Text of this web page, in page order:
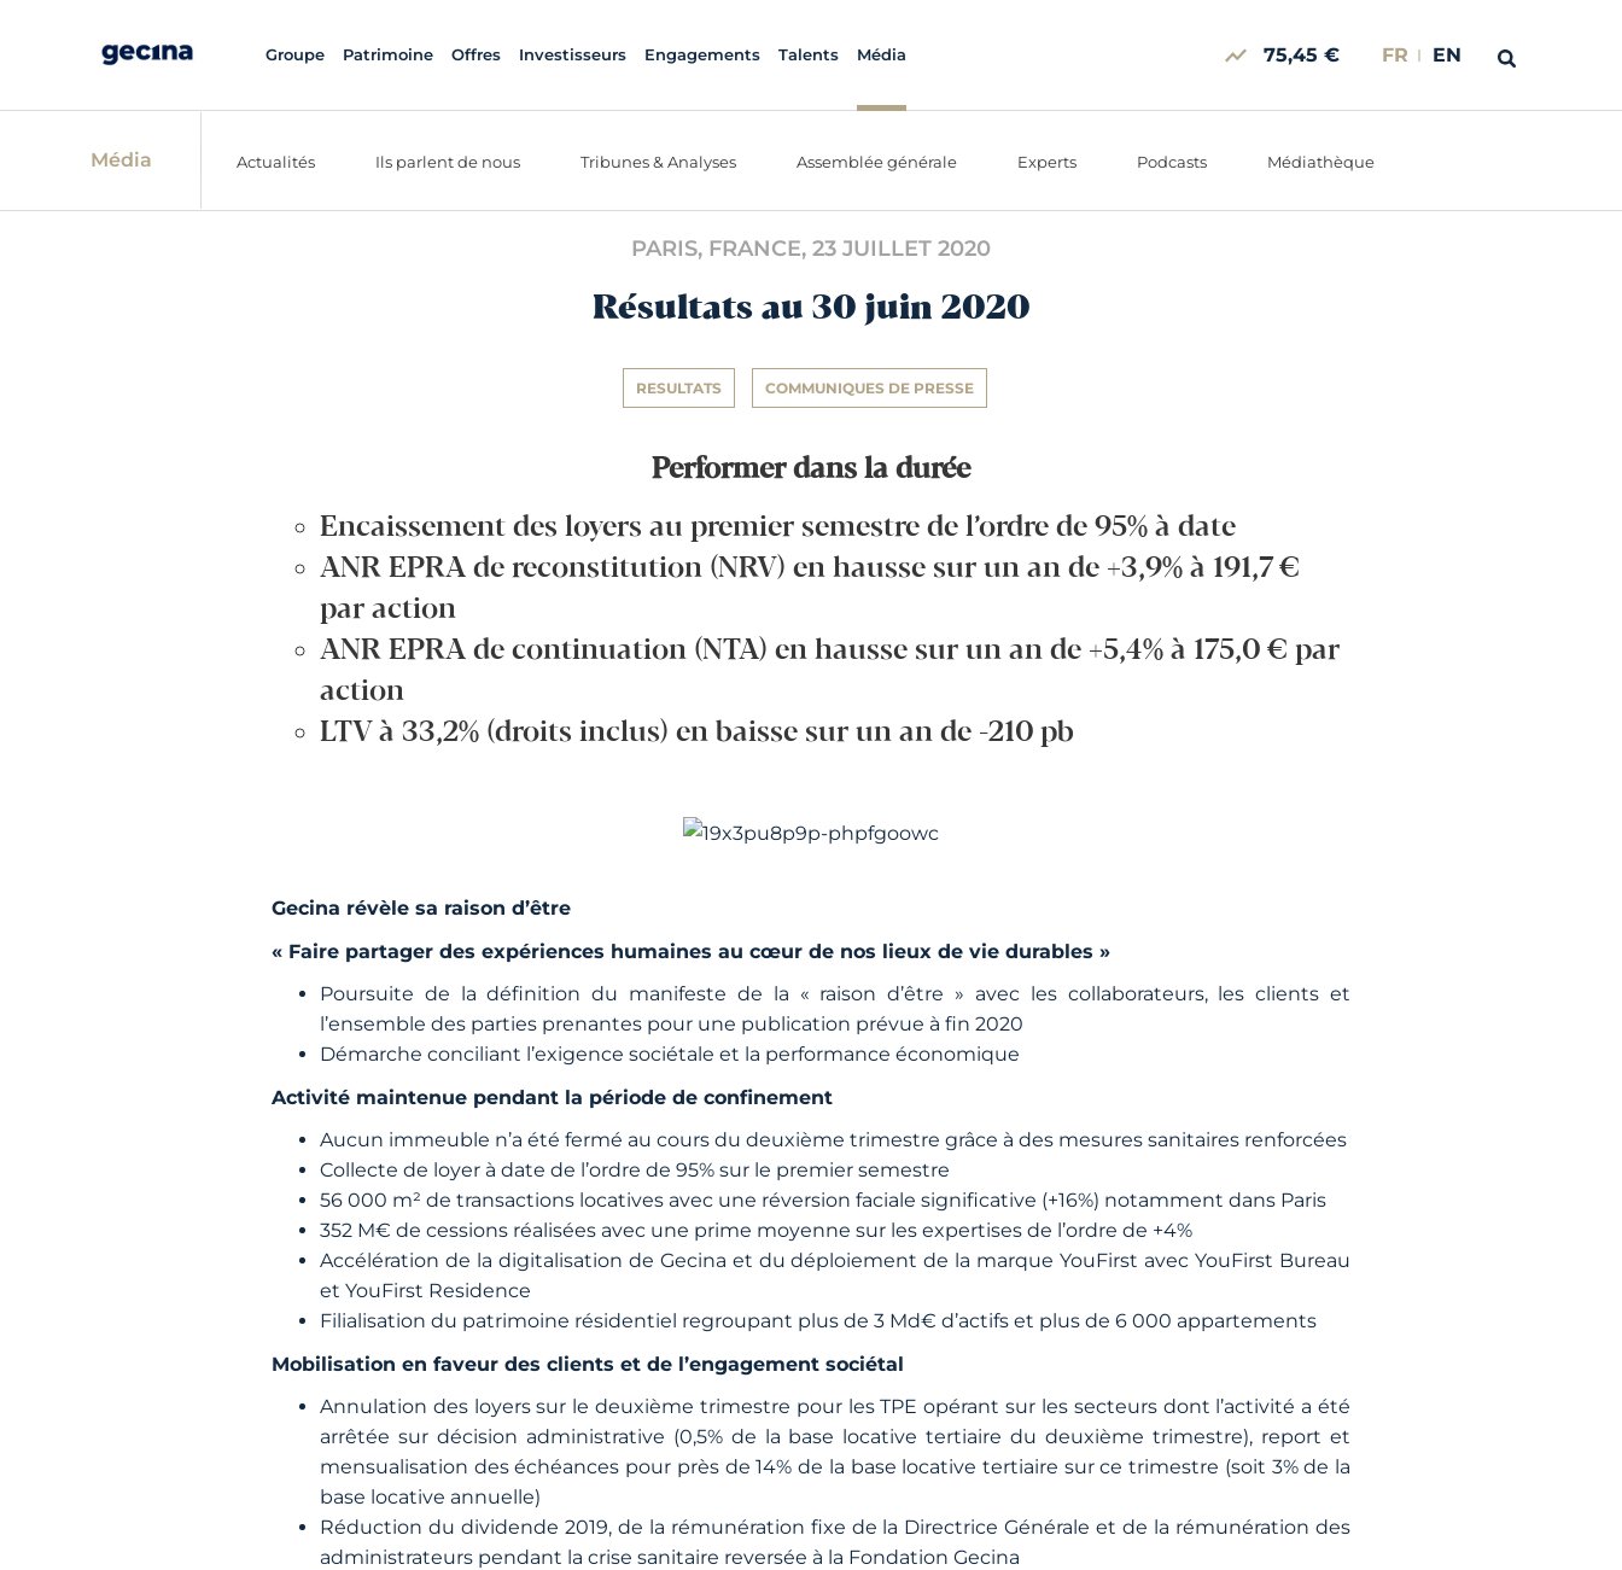
Groupe Patrimoine Offres Investisseurs Engagements Talents Média 75,45 € FR EN
Média Actualités Ils parlent de nous Tribunes & Analyses Assemblée générale Experts Podcasts Médiathèque
PARIS, FRANCE, 23 JUILLET 2020
Résultats au 30 juin 2020
RESULTATS COMMUNIQUES DE PRESSE
Performer dans la durée
Encaissement des loyers au premier semestre de l’ordre de 95% à date
ANR EPRA de reconstitution (NRV) en hausse sur un an de +3,9% à 191,7 €
par action
ANR EPRA de continuation (NTA) en hausse sur un an de +5,4% à 175,0 € par
action
LTV à 33,2% (droits inclus) en baisse sur un an de -210 pb
Gecina révèle sa raison d’être
« Faire partager des expériences humaines au cœur de nos lieux de vie durables »
Poursuite de la définition du manifeste de la « raison d’être » avec les collaborateurs, les clients et
l’ensemble des parties prenantes pour une publication prévue à fin 2020
Démarche conciliant l’exigence sociétale et la performance économique
Activité maintenue pendant la période de confinement
Aucun immeuble n’a été fermé au cours du deuxième trimestre grâce à des mesures sanitaires renforcées
Collecte de loyer à date de l’ordre de 95% sur le premier semestre
56 000 m² de transactions locatives avec une réversion faciale significative (+16%) notamment dans Paris
352 M€ de cessions réalisées avec une prime moyenne sur les expertises de l’ordre de +4%
Accélération de la digitalisation de Gecina et du déploiement de la marque YouFirst avec YouFirst Bureau
et YouFirst Residence
Filialisation du patrimoine résidentiel regroupant plus de 3 Md€ d’actifs et plus de 6 000 appartements
Mobilisation en faveur des clients et de l’engagement sociétal
Annulation des loyers sur le deuxième trimestre pour les TPE opérant sur les secteurs dont l’activité a été
arrêtée sur décision administrative (0,5% de la base locative tertiaire du deuxième trimestre), report et
mensualisation des échéances pour près de 14% de la base locative tertiaire sur ce trimestre (soit 3% de la
base locative annuelle)
Réduction du dividende 2019, de la rémunération fixe de la Directrice Générale et de la rémunération des
administrateurs pendant la crise sanitaire reversée à la Fondation Gecina